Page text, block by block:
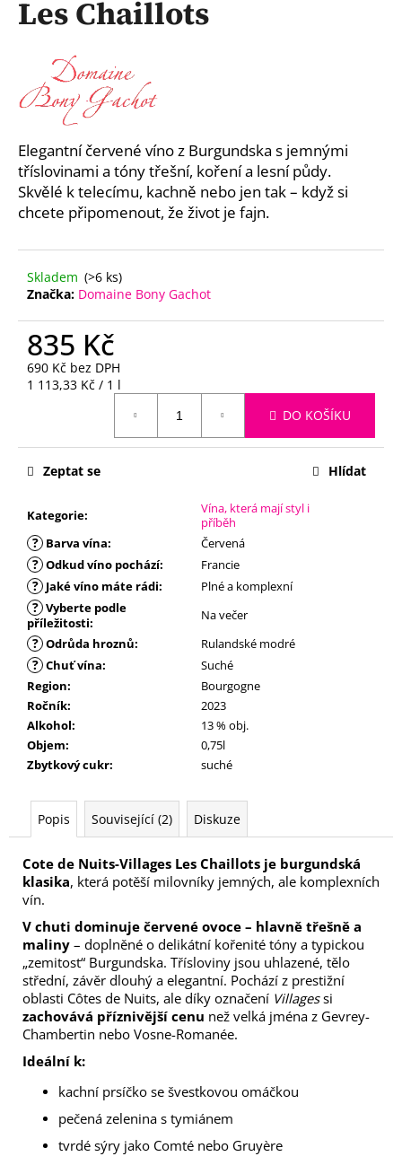
Les Chaillots
Elegantní červené víno z Burgundska s jemnými
tříslovinami a tóny třešní, koření a lesní půdy.
Skvělé k telecímu, kachně nebo jen tak – když si
chcete připomenout, že život je fajn.
Skladem (>6 ks)
Značka: Domaine Bony Gachot
835 Kč
690 Kč bez DPH
Měrná
1 113,33 Kč / 1 l
DO KOŠÍKU
Kategorie:
Vína, která mají styl i
příběh
? Barva vína: Červená
? Odkud víno pochází: Francie
? Jaké víno máte rádi: Plné a komplexní
? Vyberte podle
příležitosti: Na večer
? Odrůda hroznů: Rulandské modré
? Chuť vína:
Suché
Region:
Bourgogne
Ročník:
2023
Alkohol:
13 % obj.
Objem:
0,75l
Zbytkový cukr: suché
Zeptat se Hlídat
Popis Související (2) Diskuze
Cote de Nuits-Villages Les Chaillots je burgundská
klasika, která potěší milovníky jemných, ale komplexních
vín.
V chuti dominuje červené ovoce – hlavně třešně a
maliny – doplněné o delikátní kořenité tóny a typickou
„zemitost“ Burgundska. Třísloviny jsou uhlazené, tělo
střední, závěr dlouhý a elegantní. Pochází z prestižní
oblasti Côtes de Nuits, ale díky označení Villagessi
zachovává příznivější cenu než velká jména z Gevrey-
Chambertin nebo Vosne-Romanée.
Ideální k:
kachní prsíčko se švestkovou omáčkou
pečená zelenina s tymiánem
tvrdé sýry jako Comté nebo Gruyère
a
t
?
HLEDAT
D
o
p
o
u
j